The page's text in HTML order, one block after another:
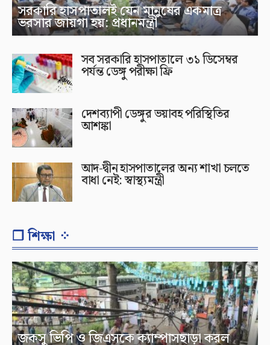
সরকারি হাসপাতালই যেন মানুষের একমাত্র
ভরসার জায়গা হয়: প্রধানমন্ত্রী
সব সরকারি হাসপাতালে ৩১ ডিসেম্বর
পর্যন্ত ডেঙ্গু পরীক্ষা ফ্রি
দেশব্যাপী ডেঙ্গুর ভয়াবহ পরিস্থিতির
আশঙ্কা
আদ-দ্বীন হাসপাতালের অন্য শাখা চলতে
বাধা নেই: স্বাস্থ্যমন্ত্রী
❐ শিক্ষা ⁘
জকসু ভিপি ও জিএসকে ক্যাম্পাসছাড়া করল